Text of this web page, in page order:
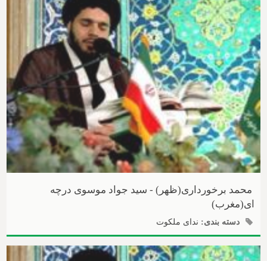
محمد برخورداری(ظهر) - سید جواد موسوی درچه
ای(مغرب)
دسته بندی: ندای ملکوت